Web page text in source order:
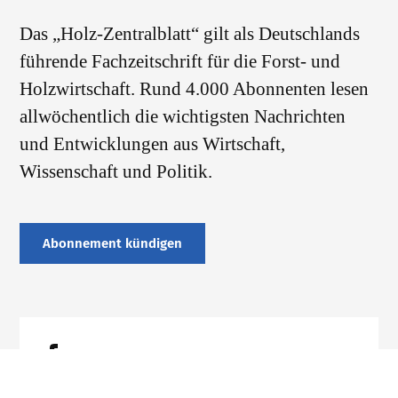
Das „Holz-Zentralblatt“ gilt als Deutschlands
führende Fachzeitschrift für die Forst- und
Holzwirtschaft. Rund 4.000 Abonnenten lesen
allwöchentlich die wichtigsten Nachrichten
und Entwicklungen aus Wirtschaft,
Wissenschaft und Politik.
Abonnement kündigen